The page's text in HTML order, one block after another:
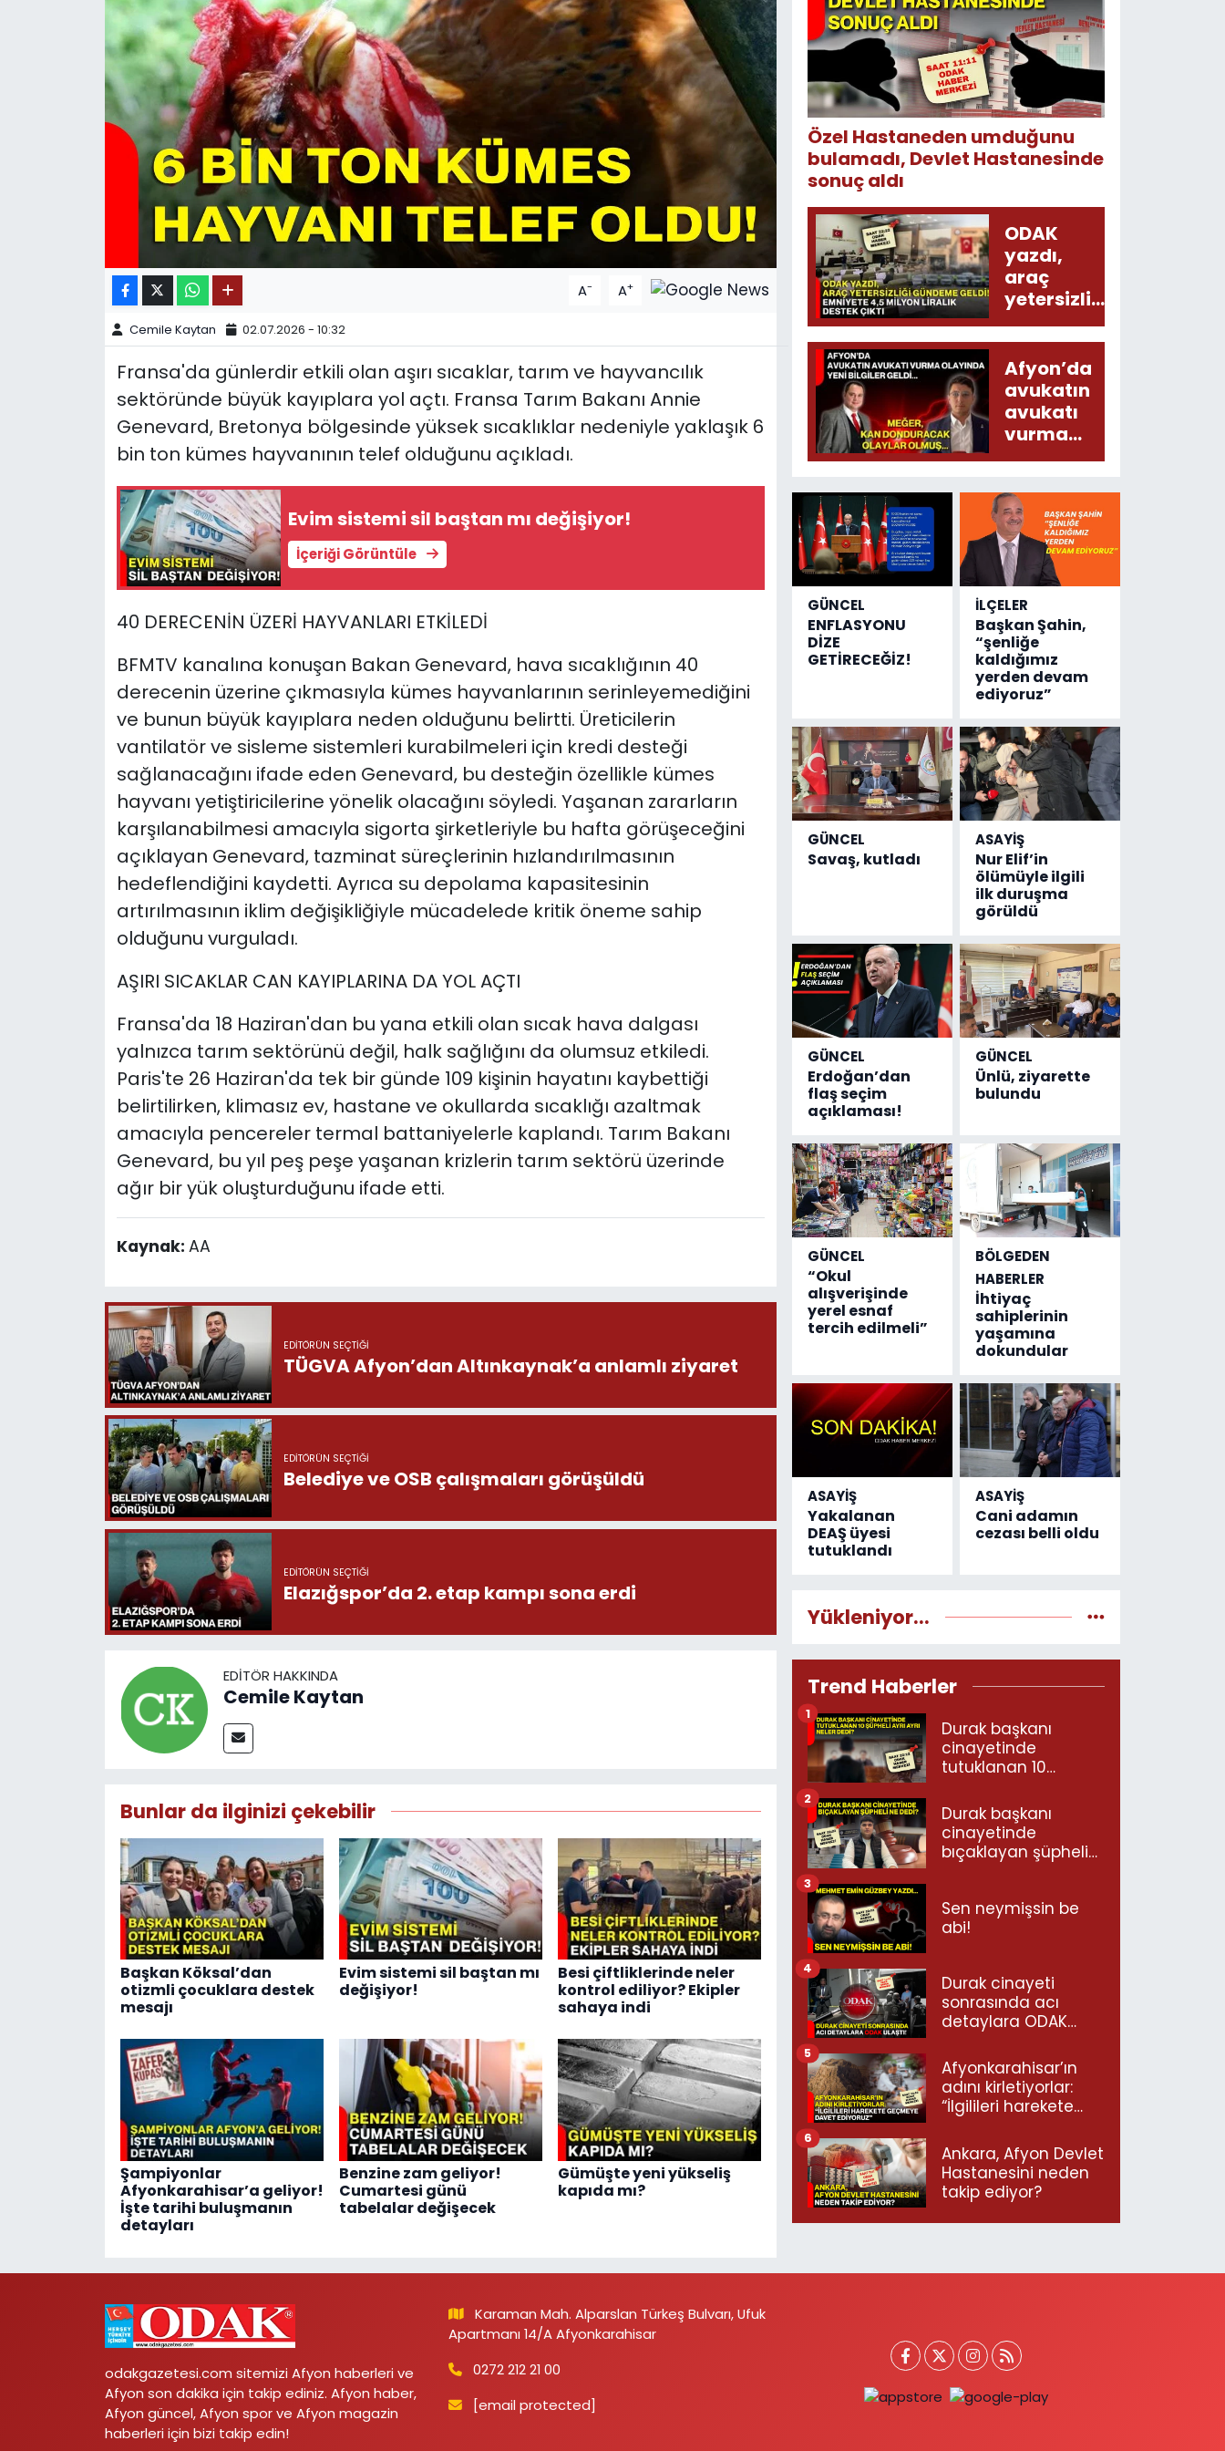
A- A+
Cemile Kaytan 02.07.2026 - 10:32
Fransa'da günlerdir etkili olan aşırı sıcaklar, tarım ve hayvancılık
sektöründe büyük kayıplara yol açtı. Fransa Tarım Bakanı Annie
Genevard, Bretonya bölgesinde yüksek sıcaklıklar nedeniyle yaklaşık 6
bin ton kümes hayvanının telef olduğunu açıkladı.
Evim sistemi sil baştan mı değişiyor!
İçeriği Görüntüle
40 DERECENİN ÜZERİ HAYVANLARI ETKİLEDİ
BFMTV kanalına konuşan Bakan Genevard, hava sıcaklığının 40
derecenin üzerine çıkmasıyla kümes hayvanlarının serinleyemediğini
ve bunun büyük kayıplara neden olduğunu belirtti. Üreticilerin
vantilatör ve sisleme sistemleri kurabilmeleri için kredi desteği
sağlanacağını ifade eden Genevard, bu desteğin özellikle kümes
hayvanı yetiştiricilerine yönelik olacağını söyledi. Yaşanan zararların
karşılanabilmesi amacıyla sigorta şirketleriyle bu hafta görüşeceğini
açıklayan Genevard, tazminat süreçlerinin hızlandırılmasının
hedeflendiğini kaydetti. Ayrıca su depolama kapasitesinin
artırılmasının iklim değişikliğiyle mücadelede kritik öneme sahip
olduğunu vurguladı.
AŞIRI SICAKLAR CAN KAYIPLARINA DA YOL AÇTI
Fransa'da 18 Haziran'dan bu yana etkili olan sıcak hava dalgası
yalnızca tarım sektörünü değil, halk sağlığını da olumsuz etkiledi.
Paris'te 26 Haziran'da tek bir günde 109 kişinin hayatını kaybettiği
belirtilirken, klimasız ev, hastane ve okullarda sıcaklığı azaltmak
amacıyla pencereler termal battaniyelerle kaplandı. Tarım Bakanı
Genevard, bu yıl peş peşe yaşanan krizlerin tarım sektörü üzerinde
ağır bir yük oluşturduğunu ifade etti.
Kaynak: AA
EDITÖRÜN SEÇTIĞI
TÜGVA Afyon’dan Altınkaynak’a anlamlı ziyaret
EDITÖRÜN SEÇTIĞI
Belediye ve OSB çalışmaları görüşüldü
EDITÖRÜN SEÇTIĞI
Elazığspor’da 2. etap kampı sona erdi
EDITÖR HAKKINDA
Cemile Kaytan
Bunlar da ilginizi çekebilir
Başkan Köksal’dan
otizmli çocuklara destek
mesajı
Evim sistemi sil baştan mı
değişiyor!
Besi çiftliklerinde neler
kontrol ediliyor? Ekipler
sahaya indi
Şampiyonlar
Afyonkarahisar’a geliyor!
İşte tarihi buluşmanın
detayları
Benzine zam geliyor!
Cumartesi günü
tabelalar değişecek
Gümüşte yeni yükseliş
kapıda mı?
Özel Hastaneden umduğunu
bulamadı, Devlet Hastanesinde
sonuç aldı
ODAK
yazdı,
araç
yetersizliği
gündeme
geldi!
Emniyete
4,5 milyon
liralık
destek
Afyon’da
avukatın
avukatı
vurma
olayında
geldi...
Meğer, kan
donduracak
olaylar
olmuş...
GÜNCEL
ENFLASYONU
DİZE
GETİRECEĞİZ!
İLÇELER
Başkan Şahin,
“şenliğe
kaldığımız
yerden devam
ediyoruz”
GÜNCEL
Savaş, kutladı
ASAYİŞ
Nur Elif’in
ölümüyle ilgili
ilk duruşma
görüldü
GÜNCEL
Erdoğan’dan
flaş seçim
açıklaması!
GÜNCEL
Ünlü, ziyarette
bulundu
GÜNCEL
“Okul
alışverişinde
yerel esnaf
tercih edilmeli”
BÖLGEDEN
HABERLER
İhtiyaç
sahiplerinin
yaşamına
dokundular
ASAYİŞ
Yakalanan
DEAŞ üyesi
tutuklandı
ASAYİŞ
Cani adamın
cezası belli oldu
Yükleniyor...
Trend Haberler
Durak başkanı
cinayetinde
tutuklanan 10
neler dedi?
1
Durak başkanı
cinayetinde
bıçaklayan şüpheli
2
Sen neymişsin be
abi!
3
Durak cinayeti
sonrasında acı
detaylara ODAK
4
Afyonkarahisar’ın
adını kirletiyorlar:
“İlgilileri harekete
ediyoruz”
5
Ankara, Afyon Devlet
Hastanesini neden
takip ediyor?
6
odakgazetesi.com sitemizi Afyon haberleri ve
Afyon son dakika için takip ediniz. Afyon haber,
Afyon güncel, Afyon spor ve Afyon magazin
haberleri için bizi takip edin!
Karaman Mah. Alparslan Türkeş Bulvarı, Ufuk
Apartmanı 14/A Afyonkarahisar
0272 212 21 00
[email protected]
11:11 MANŞET